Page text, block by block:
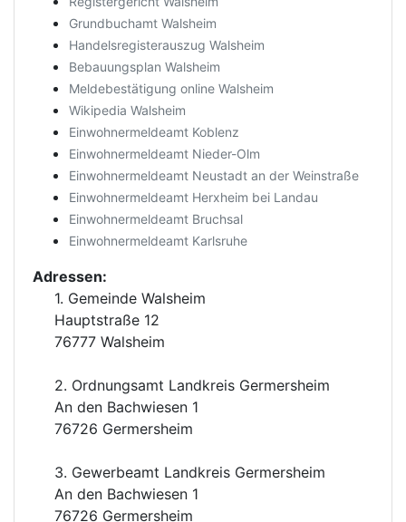
Grundbuchamt Walsheim
Handelsregisterauszug Walsheim
Bebauungsplan Walsheim
Meldebestätigung online Walsheim
Wikipedia Walsheim
Einwohnermeldeamt Koblenz
Einwohnermeldeamt Nieder-Olm
Einwohnermeldeamt Neustadt an der Weinstraße
Einwohnermeldeamt Herxheim bei Landau
Einwohnermeldeamt Bruchsal
Einwohnermeldeamt Karlsruhe
Adressen:
1. Gemeinde Walsheim
Hauptstraße 12
76777 Walsheim
2. Ordnungsamt Landkreis Germersheim
An den Bachwiesen 1
76726 Germersheim
3. Gewerbeamt Landkreis Germersheim
An den Bachwiesen 1
76726 Germersheim